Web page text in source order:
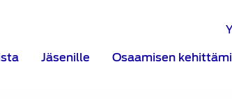
Jäsenille Osaamisen